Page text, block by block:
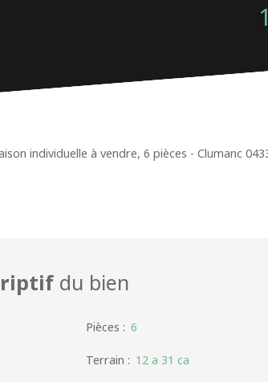
individuelle à vendre, 6 pièces - Clumanc
du bien
Pièces : 6
Terrain : 12 a 31 ca